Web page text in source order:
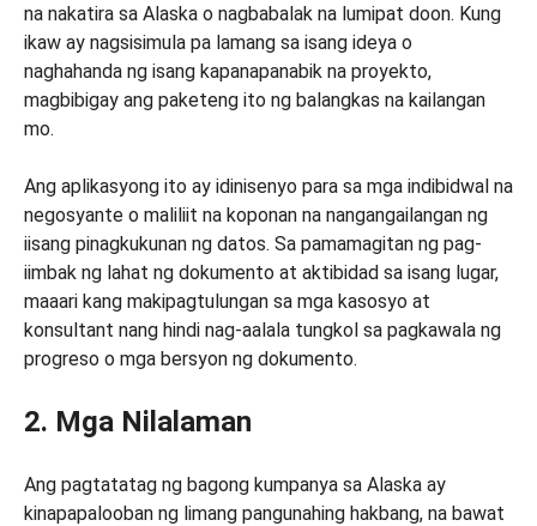
na nakatira sa Alaska o nagbabalak na lumipat doon. Kung
ikaw ay nagsisimula pa lamang sa isang ideya o
naghahanda ng isang kapanapanabik na proyekto,
magbibigay ang paketeng ito ng balangkas na kailangan
mo.
Ang aplikasyong ito ay idinisenyo para sa mga indibidwal na
negosyante o maliliit na koponan na nangangailangan ng
iisang pinagkukunan ng datos. Sa pamamagitan ng pag-
iimbak ng lahat ng dokumento at aktibidad sa isang lugar,
maaari kang makipagtulungan sa mga kasosyo at
konsultant nang hindi nag-aalala tungkol sa pagkawala ng
progreso o mga bersyon ng dokumento.
2. Mga Nilalaman
Ang pagtatatag ng bagong kumpanya sa Alaska ay
kinapapalooban ng limang pangunahing hakbang, na bawat